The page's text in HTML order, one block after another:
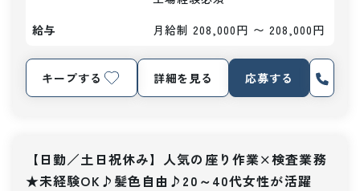
給与
月給制 208,000円 〜 208,000円
キープする 詳細を見る 応募する
【日勤／土日祝休み】人気の座り作業×検査業務
★未経験OK♪髪色自由♪20～40代女性が活躍